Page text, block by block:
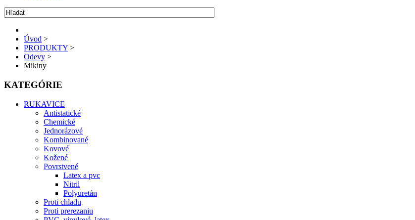
Úvod >
PRODUKTY >
Odevy >
Mikiny
KATEGÓRIE
RUKAVICE
Antistatické
Chemické
Jednorázové
Kombinované
Kovové
Kožené
Povrstvené
Latex a pvc
Nitril
Polyuretán
Proti chladu
Proti prerezaniu